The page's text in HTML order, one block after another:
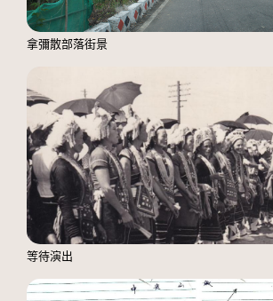
拿彌散部落街景
等待演出